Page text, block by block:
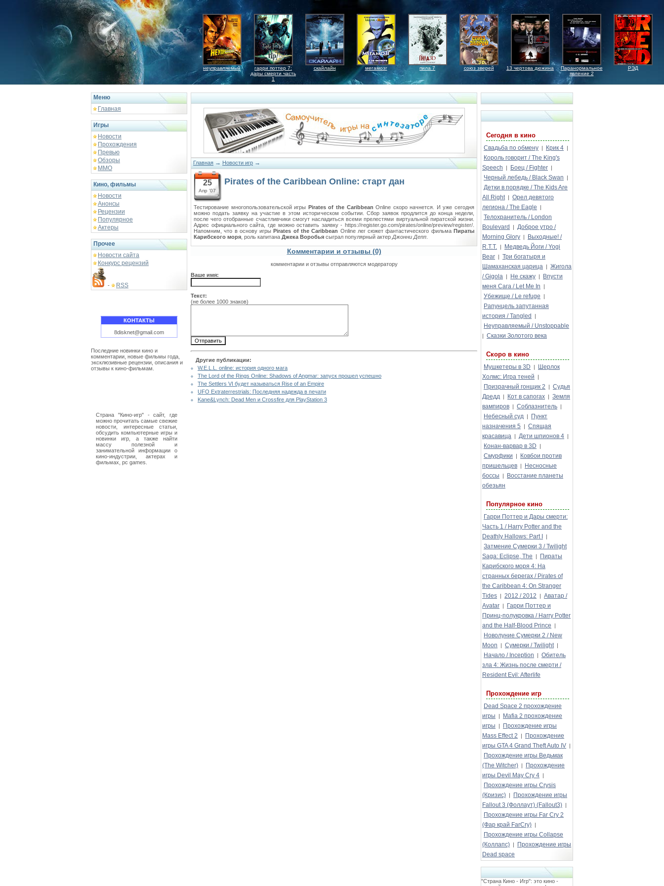
неуправляемый
гарри поттер 7:
дары смерти часть
1
скайлайн мегамозг пила 7 союз зверей 13 чертова дюжина
Паранормальное
явление 2
РЭД
Меню
Главная
Игры
Новости
Прохождения
Превью
Обзоры
ММО
Кино, фильмы
Новости
Анонсы
Рецензии
Популярное
Актеры
Прочее
Новости сайта
Конкурс рецензий
- RSS
КОНТАКТЫ
8disknet@gmail.com
Последние новинки кино и
комментарии, новые фильмы года,
эксклюзивные рецензии, описания и
отзывы к кино-фильмам.
Страна "Кино-игр" - сайт, где
можно прочитать самые свежие
новости, интересные статьи,
обсудить компьютерные игры и
новинки игр, а также найти
массу полезной и
занимательной информации о
кино-индустрии, актерах и
фильмах, pc games.
Главная → Новости игр →
25
Апр '07
Pirates of the Caribbean Online: старт дан
Тестирование многопользовательской игры Pirates of the Caribbean Online скоро начнется. И уже сегодня
можно подать заявку на участие в этом историческом событии. Сбор заявок продлится до конца недели,
после чего отобранные счастливчики смогут насладиться всеми прелестями виртуальной пиратской жизни.
Адрес официального сайта, где можно оставить заявку - https://register.go.com/pirates/online/preview/register/.
Напомним, что в основу игрыPirates of the Caribbean Online лег сюжет фантастического фильмаПираты
Карибского моря , роль капитана Джека Воробья сыграл популярный актер Джонни Депп
Комментарии и отзывы (0)
комментарии и отзывы отправляются модератору
Ваше имя:
Текст:
(не более 1000 знаков)
Другие публикации:
W.E.L.L. online: история одного мага
The Lord of the Rings Online: Shadows of Angmar: запуск прошел успешно
The Settlers VI будет называться Rise of an Empire
UFO Extraterrestrials: Последняя надежда в печати
Kane&Lynch: Dead Men и Crossfire для PlayStation 3
Сегодня в кино
Свадьба по обмену | Крик 4 |
Король говорит / The King's
Speech
| Боец / Fighter |
Черный лебедь / Black Swan |
Детки в порядке / The Kids Are
All Right | Орел девятого
легиона / The Eagle
|
Телохранитель / London
Boulevard
| Доброе утро /
Morning Glory |
Выходные! /
R.T.T. |
Медведь Йоги / Yogi
Bear | Три богатыря и
Шамаханская царица | Жигола
/ Gigola | Не скажу |
Впусти
меня Сага / Let Me In
|
Убежище / Le refuge |
Рапунцель запутанная
история / Tangled
|
Неуправляемый / Unstoppable
| Сказки Золотого века
Скоро в кино
Мушкетеры в 3D |
Шерлок
Холмс: Игра теней
|
Призрачный гонщик 2 | Судья
Дредд | Кот в сапогах | Земля
вампиров | Соблазнитель |
Небесный суд |
Пункт
назначения 5
| Спящая
красавица | Дети шпионов 4 |
Конан-варвар в 3D |
Смурфики |
Ковбои против
пришельцев |
Несносные
боссы
|
Восстание планеты
обезьян
Популярное кино
Гарри Поттер и Дары смерти:
Часть 1 / Harry Potter and the
Deathly Hallows: Part I
|
Затмение Сумерки 3 / Twilight
Saga: Eclipse, The
|
Пираты
Карибского моря 4: На
странных берегах / Pirates of
the Caribbean 4: On Stranger
Tides | 2012 / 2012 | Аватар /
Avatar |
Гарри Поттер и
Принц-полукровка / Harry Potter
and the Half-Blood Prince
|
Новолуние Сумерки 2 / New
Moon
| Сумерки / Twilight |
Начало / Inception | Обитель
зла 4: Жизнь после смерти /
Resident Evil: Afterlife
Прохождение игр
Dead Space 2 прохождение
игры
|
Mafia 2 прохождение
игры
|
Прохождение игры
Mass Effect 2
|
Прохождение
игры GTA 4 Grand Theft Auto IV |
Прохождение игры Ведьмак
(The Witcher) |
Прохождение
игры Devil May Cry 4 |
Прохождение игры Crysis
(Кризис) |
Прохождение игры
Fallout 3 (Фоллаут) (Fallout3) |
Прохождение игры Far Cry 2
(Фар край FarCry) |
Прохождение игры Collapse
(Коллапс) |
Прохождение игры
Dead space
"Страна Кино - Игр": это кино -